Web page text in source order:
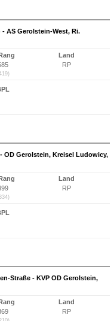
AS Gerolstein-West, Ri.
Land
RP
OD Gerolstein, Kreisel Ludowicy,
Land
RP
Straße - KVP OD Gerolstein,
Land
RP